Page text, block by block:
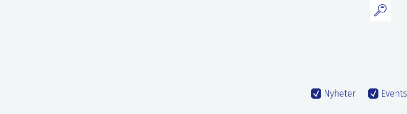
Nyheter Events